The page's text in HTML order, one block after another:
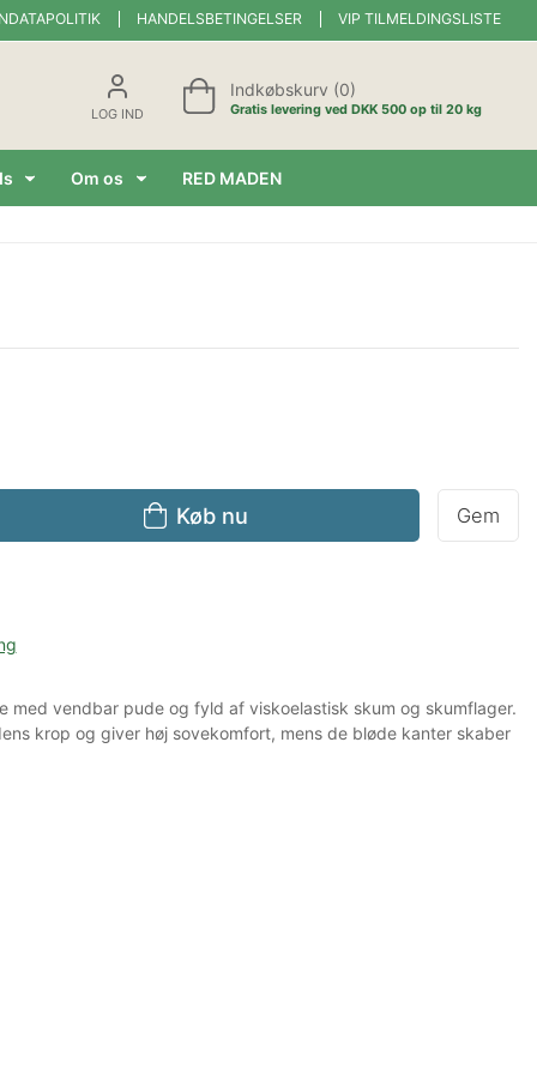
HANDELSBETINGELSER VIP TILMELDINGSLISTE
LOG IND
Indkøbskurv (0)
Gratis levering ved DKK 500 op til 20 kg
Om os RED MADEN
Køb nu Gem
med vendbar pude og fyld af viskoelastisk skum og skumflager.
krop og giver høj sovekomfort, mens de bløde kanter skaber